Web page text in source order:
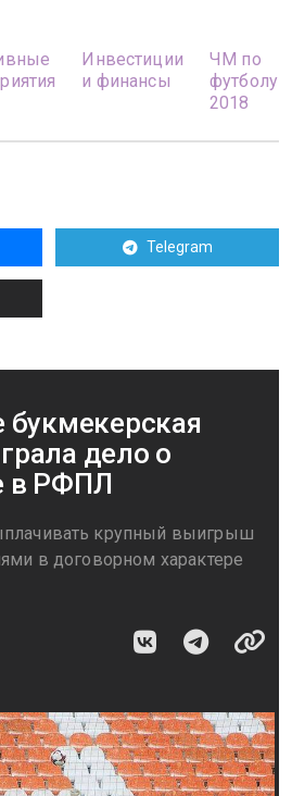
Инвестиции
и финансы
ЧМ по
футболу
2018
Telegram
букмекерская
дело о
в РФПЛ
крупный выигрыш
в договорном характере